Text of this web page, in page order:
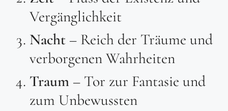
Vergänglichkeit
Nacht – Reich der Träume und
verborgenen Wahrheiten
Traum – Tor zur Fantasie und
zum Unbewussten